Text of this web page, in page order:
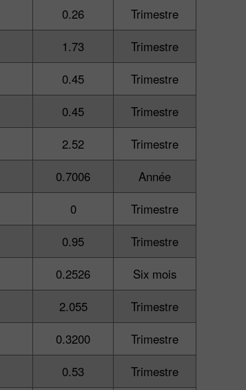
0.26
Trimestre
1.73
Trimestre
0.45
Trimestre
0.45
Trimestre
2.52
Trimestre
0.7006
Année
0
Trimestre
0.95
Trimestre
0.2526
Six mois
2.055
Trimestre
0.3200
Trimestre
0.53
Trimestre